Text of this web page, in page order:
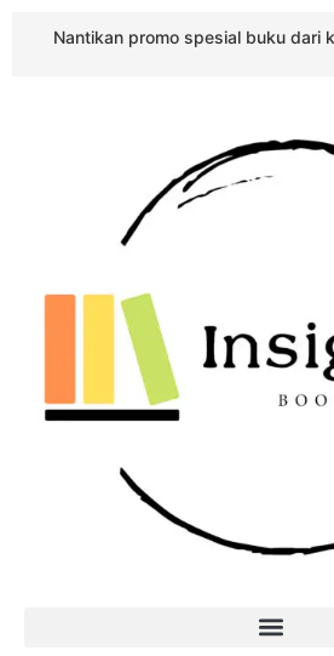
promo spesial buku dari kami!